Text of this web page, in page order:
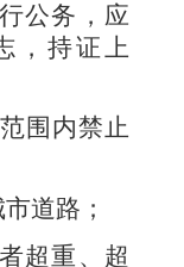
公务，应
，持证上
围内禁止
道路；
超重、超